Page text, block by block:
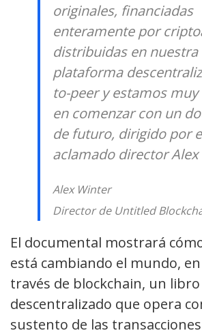
originales, financiadas
enteramente por
distribuidas en nuestra
plataforma
to-peer y estamos
en comenzar con un
de futuro, dirigido por
aclamado director Alex
Alex Winter
Director de Untitled
El documental mostrará
está cambiando el mundo,
través de blockchain, un
descentralizado que opera
sustento de las